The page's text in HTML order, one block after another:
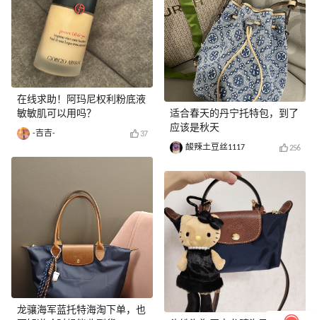
在线求助！阿玛尼权利粉底液
敏敏肌可以用吗？
-吉吉- 37
龙骧海军蓝托特海淘下单，也
适合春天的丹宁托特包，到了
应该是秋天
酸辣土豆丝1117 256